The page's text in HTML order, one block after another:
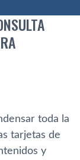
toda la
tarjetas de
y